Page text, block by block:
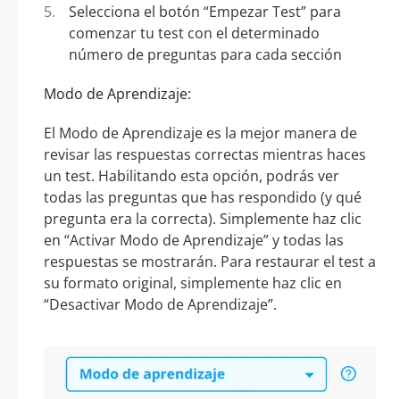
Selecciona el botón “Empezar Test” para
comenzar tu test con el determinado
número de preguntas para cada sección
Modo de Aprendizaje:
El Modo de Aprendizaje es la mejor manera de
revisar las respuestas correctas mientras haces
un test. Habilitando esta opción, podrás ver
todas las preguntas que has respondido (y qué
pregunta era la correcta). Simplemente haz clic
en “Activar Modo de Aprendizaje” y todas las
respuestas se mostrarán. Para restaurar el test a
su formato original, simplemente haz clic en
“Desactivar Modo de Aprendizaje”.